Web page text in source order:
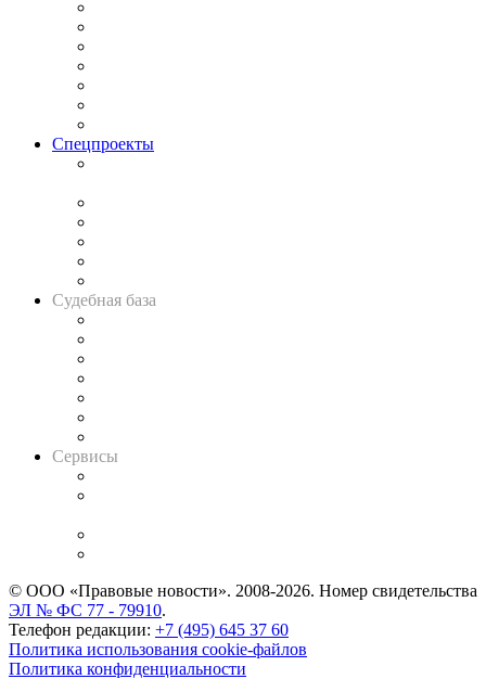
Спецпроекты
Судебная база
Сервисы
© ООО «Правовые новости». 2008-2026. Номер свидетельства
ЭЛ № ФС 77 - 79910.
Телефон редакции: +7 (495) 645 37 60
Политика использования cookie-файлов
Политика конфиденциальности